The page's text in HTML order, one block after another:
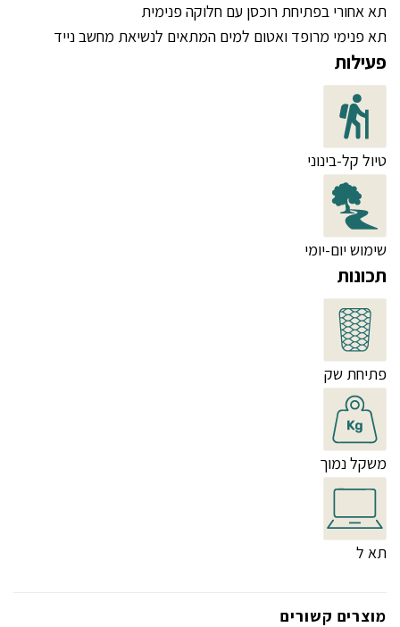
תא אחורי בפתיחת רוכסן עם חלוקה פנימית
תא פנימי מרופד ואטום למים המתאים לנשיאת מחשב נייד
פעילות
טיול קל-בינוני
שימוש יום-יומי
תכונות
פתיחת שק
משקל נמוך
תא ל
מוצרים קשורים